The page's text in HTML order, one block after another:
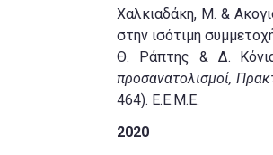
Χαλκιαδάκη, Μ. &
στην ισότιμη
Θ. Ράπτης & Δ.
προσανατολισμοί,
464). Ε.Ε.Μ.Ε.
2020